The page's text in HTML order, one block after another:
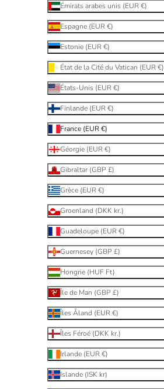
Émirats arabes unis (EUR €)
Espagne (EUR €)
Estonie (EUR €)
État de la Cité du Vatican (EUR €)
États-Unis (EUR €)
Finlande (EUR €)
France (EUR €)
Géorgie (EUR €)
Gibraltar (GBP £)
Grèce (EUR €)
Groenland (DKK kr.)
Guadeloupe (EUR €)
Guernesey (GBP £)
Hongrie (HUF Ft)
Île de Man (GBP £)
Îles Åland (EUR €)
Îles Féroé (DKK kr.)
Irlande (EUR €)
Islande (ISK kr)